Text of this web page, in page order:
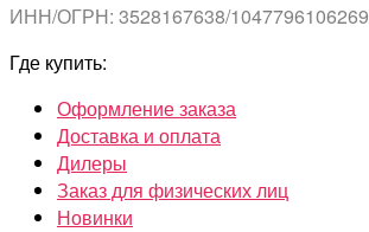
ИНН/ОГРН: 3528167638/1047796106269
Где купить:
Оформление заказа
Доставка и оплата
Дилеры
Заказ для физических лиц
Новинки